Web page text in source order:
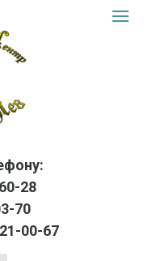
28
70
00-67
Toggle